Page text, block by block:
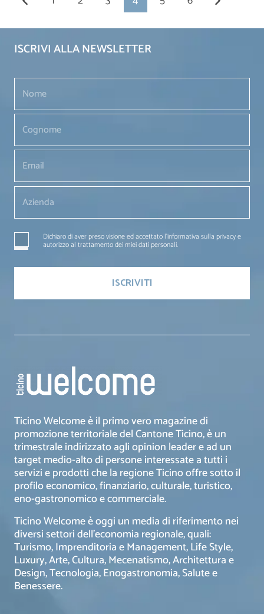
ISCRIVI ALLA NEWSLETTER
Dichiaro di aver preso visione ed accettato l'informativa sulla privacy e
autorizzo al trattamento dei miei dati personali.
Ticino Welcome è il primo vero magazine di
promozione territoriale del Cantone Ticino, è un
trimestrale indirizzato agli opinion leader e ad un
target medio-alto di persone interessate a tutti i
servizi e prodotti che la regione Ticino offre sotto il
profilo economico, finanziario, culturale, turistico,
eno-gastronomico e commerciale.
Ticino Welcome è oggi un media di riferimento nei
diversi settori dell’economia regionale, quali:
Turismo, Imprenditoria e Management, Life Style,
Luxury, Arte, Cultura, Mecenatismo, Architettura e
Design, Tecnologia, Enogastronomia, Salute e
Benessere.